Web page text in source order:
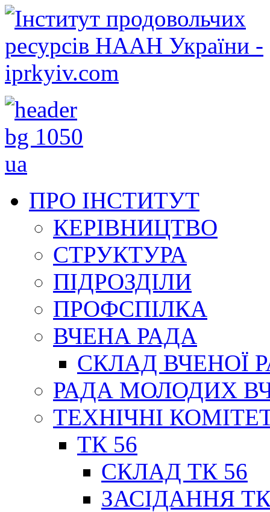
ПРО ІНСТИТУТ
КЕРІВНИЦТВО
СТРУКТУРА
ПІДРОЗДІЛИ
ПРОФСПІЛКА
ВЧЕНА РАДА
СКЛАД ВЧЕНОЇ
РАДА МОЛОДИХ
ТЕХНІЧНІ
ТК 56
СКЛАД ТК 56
ЗАСІДАННЯ